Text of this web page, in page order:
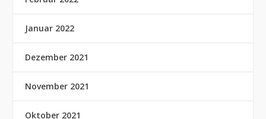
Januar 2022
Dezember 2021
November 2021
Oktober 2021